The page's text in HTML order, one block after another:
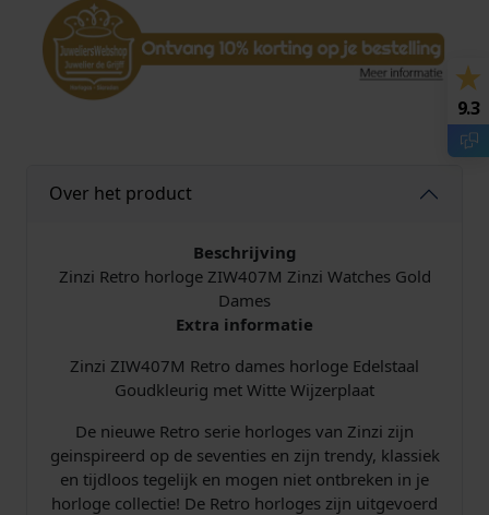
W
4
t
G
a
a
t
a
l
Over het product
Beschrijving
Zinzi Retro horloge ZIW407M Zinzi Watches Gold
Dames
Extra informatie
Zinzi ZIW407M Retro dames horloge Edelstaal
Goudkleurig met Witte Wijzerplaat
De nieuwe Retro serie horloges van Zinzi zijn
geinspireerd op de seventies en zijn trendy, klassiek
en tijdloos tegelijk en mogen niet ontbreken in je
horloge collectie! De Retro horloges zijn uitgevoerd
9.3